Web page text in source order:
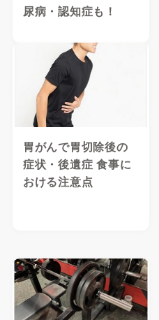
尿病・認知症も！
胃がんで胃切除後の
症状・後遺症 食事に
おける注意点